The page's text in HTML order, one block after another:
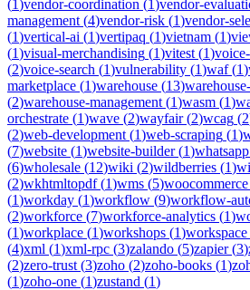
(1)vendor-coordination (1)vendor-
management (4)vendor-risk (1)vendor-
(1)vertical-ai (1)vertipaq (1)vietnam (1)
(1)visual-merchandising (1)vitest (1)
(2)voice-search (1)vulnerability (1)waf(1)
marketplace (1)warehouse (13)
(2)warehouse-management (1)wasm (1)
orchestrate (1)wave (2)wayfair(2)wcag (2
(2)web-development (1)web-scraping (1)
(7)website (1)website-builder(1)whatsapp
(6)wholesale (12)wiki (2)wildberries (1)
(2)wkhtmltopdf(1)wms (5)woocommerce
(1)workday (1)workflow (9)workflow-
(2)workforce (7)workforce-analytics (1)
(1)workplace (1)workshops (1)workspace
(4)xml (1)xml-rpc (3)zalando (5)zapier(3)
(2)zero-trust (3)zoho (2)zoho-books (1)
(1)zoho-one (1)zustand (1)